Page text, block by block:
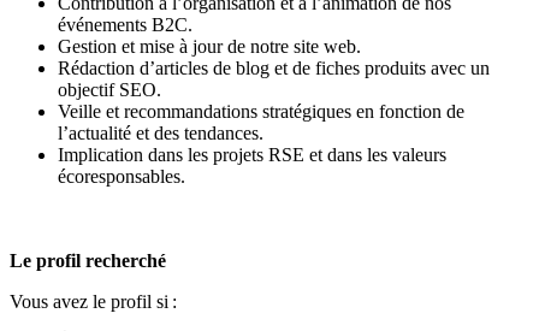
événements B2C.
Gestion et mise à jour de notre site web.
Rédaction d’articles de blog et de fiches produits avec un
objectif SEO.
Veille et recommandations stratégiques en fonction de
l’actualité et des tendances.
Implication dans les projets RSE et dans les valeurs
écoresponsables.
Le profil recherché
Vous avez le profil si :